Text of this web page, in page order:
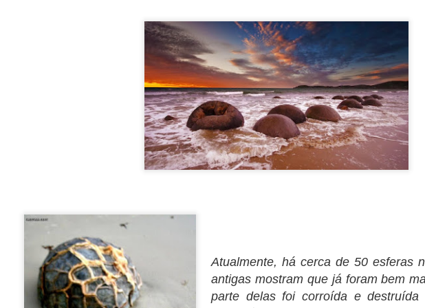
Atualmente, há cerca de 50 esferas
antigas mostram que já foram bem
parte delas foi corroída e destruída
Há notícias muito boas para vocês. A nova revisora está trabalhando
depressa. Consequências tem 44 capítulos e já estamos na revisão do
capítulo 22, ou seja, metade do caminho está andado.
Assim que eu melhorar do meu novo quadro viral demolidor (nem quis
saber o CPF do bicho atual, mas me entortou), vou adiantar os
"periféricos" do livro, tais como ISBN, sinopse (arg!), e a capa.
Só para o controle de vocês, o texto de hoje faz parte do capítulo 11.
PRESENTE NÚMERO 11
Boa noite, pessoal!
revisar este livro.
Então...
Já fiz contato com outra pessoa muito querida que já iniciou a revisão!
Teremos novidades em breve.
APR PRESENTE NÚMERO 10